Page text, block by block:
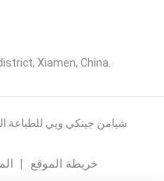
Xiamen, China.
خريطة الموقع